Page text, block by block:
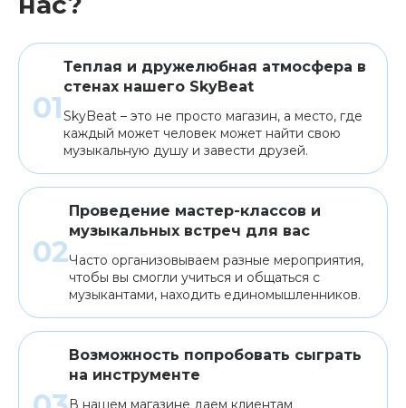
Теплая и дружелюбная атмосфера в
стенах нашего SkyBeat
SkyBeat – это не просто магазин, а место, где
каждый может человек может найти свою
музыкальную душу и завести друзей.
Проведение мастер-классов и
музыкальных встреч для вас
Часто организовываем разные мероприятия,
чтобы вы смогли учиться и общаться с
музыкантами, находить единомышленников.
Возможность попробовать сыграть
на инструменте
В нашем магазине даем клиентам